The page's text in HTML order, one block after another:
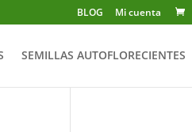
BLOG Mi cuenta
SEMILLAS AUTOFLORECIENTES